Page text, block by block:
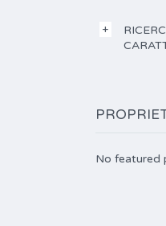
No featured